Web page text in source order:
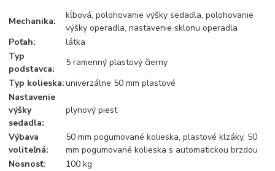
Mechanika:
kĺbová, polohovanie výšky sedadla, polohovanie
výšky operadla, nastavenie sklonu operadla
Poťah:
látka
Typ
podstavca:
5 ramenný plastový čierny
Typ kolieska:univerzálne 50 mm plastové
Nastavenie
výšky
sedadla:
plynový piest
Výbava
voliteľná:
50 mm pogumované kolieska, plastové klzáky, 50
mm pogumované kolieska s automatickou brzdou
Nosnosť:
100 kg